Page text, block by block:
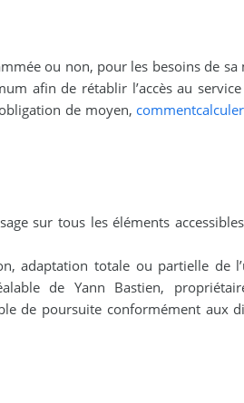
ou non, pour les besoins de sa
afin de rétablir l’accès au
de moyen,
sur tous les éléments
adaptation totale ou partielle de
de Yann Bastien,
de poursuite conformément aux